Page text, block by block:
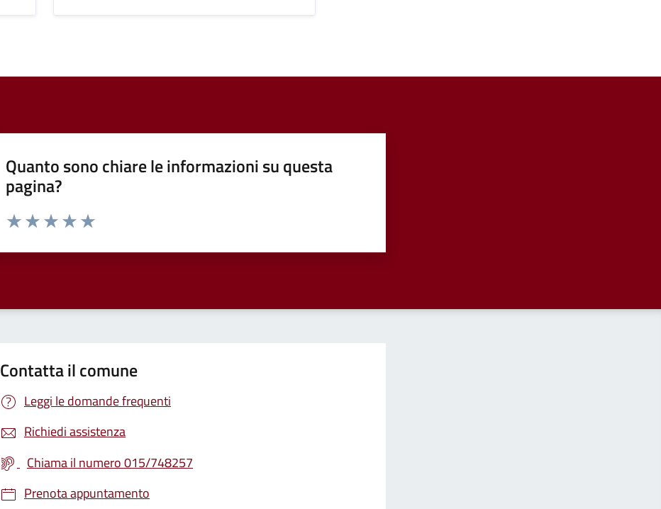
Quanto sono chiare le informazioni su questa
pagina?
Valuta da 1 a 5 stelle la pagina
Contatta il comune
Leggi le domande frequenti
Richiedi assistenza
Chiama il numero 015/748257
Prenota appuntamento